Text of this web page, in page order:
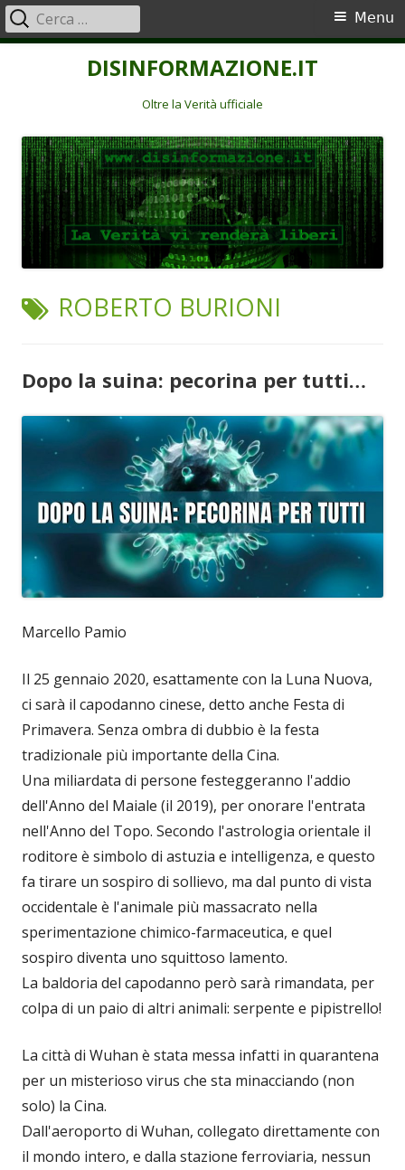
DISINFORMAZIONE.IT
Oltre la Verità ufficiale
Menu
principale
Menu
Ricerca
per:
TAG:
ROBERTO BURIONI
Dopo la suina: pecorina per tutti…
Marcello Pamio
Il 25 gennaio 2020, esattamente con la Luna Nuova,
ci sarà il capodanno cinese, detto anche Festa di
Primavera. Senza ombra di dubbio è la festa
tradizionale più importante della Cina.
Una miliardata di persone festeggeranno l'addio
dell'Anno del Maiale (il 2019), per onorare l'entrata
nell'Anno del Topo. Secondo l'astrologia orientale il
roditore è simbolo di astuzia e intelligenza, e questo
fa tirare un sospiro di sollievo, ma dal punto di vista
occidentale è l'animale più massacrato nella
sperimentazione chimico-farmaceutica, e quel
sospiro diventa uno squittoso lamento.
La baldoria del capodanno però sarà rimandata, per
colpa di un paio di altri animali: serpente e pipistrello!
La città di Wuhan è stata messa infatti in quarantena
per un misterioso virus che sta minacciando (non
solo) la Cina.
Dall'aeroporto di Wuhan, collegato direttamente con
il mondo intero, e dalla stazione ferroviaria, nessun